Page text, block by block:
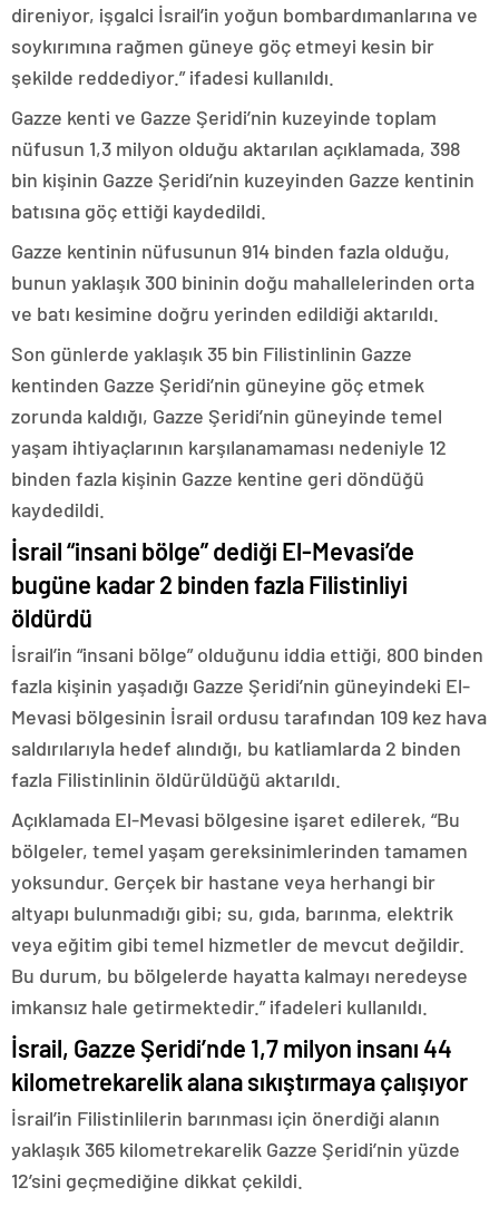
direniyor, işgalci İsrail’in yoğun bombardımanlarına ve
soykırımına rağmen güneye göç etmeyi kesin bir
şekilde reddediyor.” ifadesi kullanıldı.
Gazze kenti ve Gazze Şeridi’nin kuzeyinde toplam
nüfusun 1,3 milyon olduğu aktarılan açıklamada, 398
bin kişinin Gazze Şeridi’nin kuzeyinden Gazze kentinin
batısına göç ettiği kaydedildi.
Gazze kentinin nüfusunun 914 binden fazla olduğu,
bunun yaklaşık 300 bininin doğu mahallelerinden orta
ve batı kesimine doğru yerinden edildiği aktarıldı.
Son günlerde yaklaşık 35 bin Filistinlinin Gazze
kentinden Gazze Şeridi’nin güneyine göç etmek
zorunda kaldığı, Gazze Şeridi’nin güneyinde temel
yaşam ihtiyaçlarının karşılanamaması nedeniyle 12
binden fazla kişinin Gazze kentine geri döndüğü
kaydedildi.
İsrail “insani bölge” dediği El-Mevasi’de
bugüne kadar 2 binden fazla Filistinliyi
öldürdü
İsrail’in “insani bölge” olduğunu iddia ettiği, 800 binden
fazla kişinin yaşadığı Gazze Şeridi’nin güneyindeki El-
Mevasi bölgesinin İsrail ordusu tarafından 109 kez hava
saldırılarıyla hedef alındığı, bu katliamlarda 2 binden
fazla Filistinlinin öldürüldüğü aktarıldı.
Açıklamada El-Mevasi bölgesine işaret edilerek, “Bu
bölgeler, temel yaşam gereksinimlerinden tamamen
yoksundur. Gerçek bir hastane veya herhangi bir
altyapı bulunmadığı gibi; su, gıda, barınma, elektrik
veya eğitim gibi temel hizmetler de mevcut değildir.
Bu durum, bu bölgelerde hayatta kalmayı neredeyse
imkansız hale getirmektedir.” ifadeleri kullanıldı.
İsrail, Gazze Şeridi’nde 1,7 milyon insanı 44
kilometrekarelik alana sıkıştırmaya çalışıyor
İsrail’in Filistinlilerin barınması için önerdiği alanın
yaklaşık 365 kilometrekarelik Gazze Şeridi’nin yüzde
12’sini geçmediğine dikkat çekildi.